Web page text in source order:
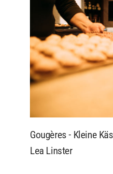
Gougères - Kleine
Lea Linster